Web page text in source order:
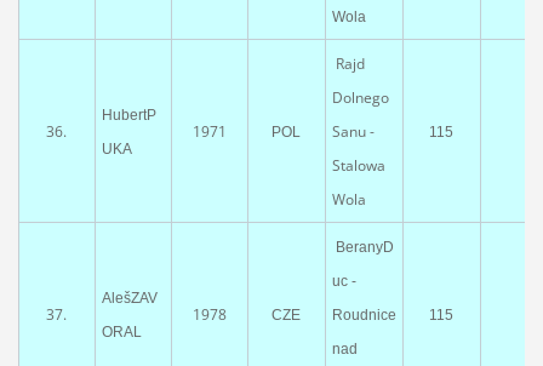
Wola
36.
HubertP
UKA
1971 POL
Rajd
Dolnego
Sanu -
Stalowa
Wola
115
37.
AlešZAV
ORAL
1978 CZE
BeranyD
uc -
Roudnice
nad
115